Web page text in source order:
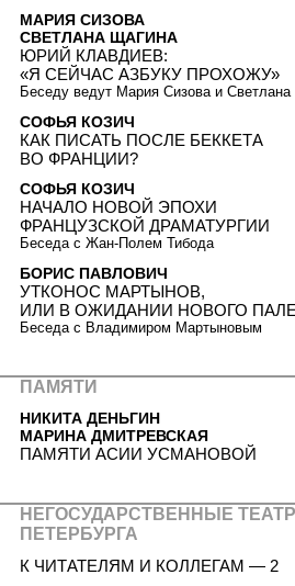
МАРИЯ СИЗОВА
СВЕТЛАНА ЩАГИНА
ЮРИЙ КЛАВДИЕВ:
«Я СЕЙЧАС АЗБУКУ ПРОХОЖУ»
Беседу ведут Мария Сизова и
СОФЬЯ КОЗИЧ
КАК ПИСАТЬ ПОСЛЕ БЕККЕТА
ВО ФРАНЦИИ?
СОФЬЯ КОЗИЧ
НАЧАЛО НОВОЙ ЭПОХИ
ФРАНЦУЗСКОЙ ДРАМАТУРГИИ
Беседа с Жан-Полем Тибода
БОРИС ПАВЛОВИЧ
УТКОНОС МАРТЫНОВ,
ИЛИ В ОЖИДАНИИ НОВОГО
Беседа с Владимиром Мартыновым
ПАМЯТИ
НИКИТА ДЕНЬГИН
МАРИНА ДМИТРЕВСКАЯ
ПАМЯТИ АСИИ УСМАНОВОЙ
НЕГОСУДАРСТВЕННЫЕ
ПЕТЕРБУРГА
К ЧИТАТЕЛЯМ И КОЛЛЕГАМ — 2